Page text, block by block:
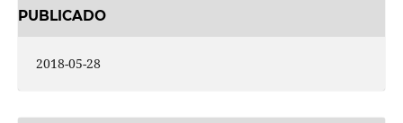
PUBLICADO
2018-05-28